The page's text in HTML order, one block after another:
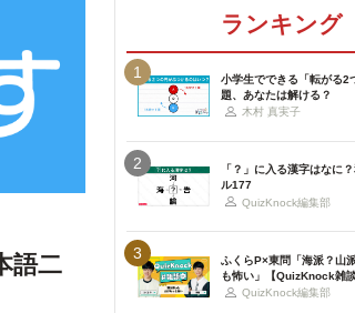
語二
ランキング
1
小学生でできる「転がる2
題、あなたは解ける？
木村 真実子
2
「？」に入る漢字はなに
ル177
QuizKnock編集部
3
ふくらP×東問「海派？山
も怖い」【QuizKnock雑談
QuizKnock編集部